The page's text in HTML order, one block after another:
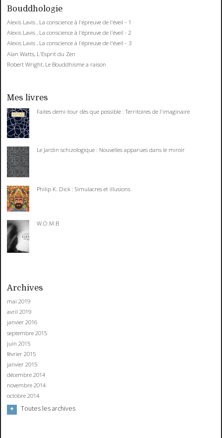
Bouddhologie
Alexis Lavis , La conscience à l'épreuve de l'éveil - 1
Alexis Lavis , La conscience à l'épreuve de l'éveil - 2
Alexis Lavis , La conscience à l'épreuve de l'éveil - 3
Alan Watts, L'Esprit du Zen
Robert Wright, Le Bouddhisme a raison
Mes livres
Faites demi-tour dès que possible : Territoires de l'imaginaire
Le Jardin schizologique : Nouvelles apparues dans le miroir
Philip K. Dick : Simulacres et illusions
W.O.M.B
Archives
mai 2019
avril 2019
janvier 2016
septembre 2015
juin 2015
février 2015
janvier 2015
décembre 2014
novembre 2014
octobre 2014
Toutes les archives